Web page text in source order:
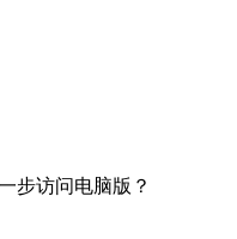
步访问电脑版？